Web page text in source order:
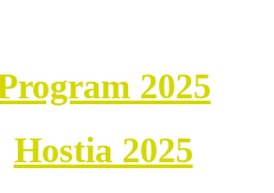
2025
Hostia 2025